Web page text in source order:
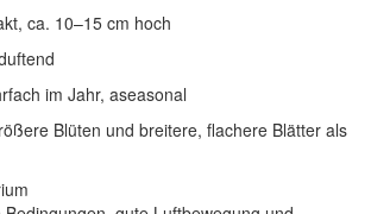
ca. 10–15 cm hoch
im Jahr, aseasonal
Blüten und breitere, flachere Blätter als